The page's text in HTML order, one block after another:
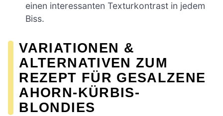
einen interessanten Texturkontrast in jedem
Biss.
VARIATIONEN &
ALTERNATIVEN ZUM
REZEPT FÜR GESALZENE
AHORN-KÜRBIS-
BLONDIES